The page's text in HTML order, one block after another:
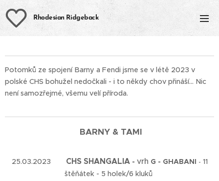
Rhodesian Ridgeback
Potomků ze spojení Barny a Fendi jsme se v létě 2023 v
polské CHS bohužel nedočkali - i to někdy chov přináší... Nic
není samozřejmé, všemu velí příroda.
BARNY & TAMI
25.03.2023 🇩🇪 CHS SHANGALIA- vrh G - GHABANI - 11
štěňátek - 5 holek/6 kluků